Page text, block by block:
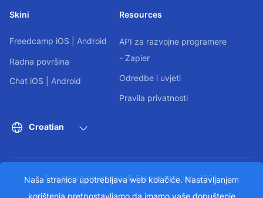
Naša stranica upotrebljava web kolačiće. Nastavljanjem
korištenja pretpostavljamo da imamo vaše dopuštenje
Skini
Freedcamp iOS Android
Radna površina
Chat iOS Android
Resources
API za razvojne programere
- Zapier
Odredbe i uvjeti
Pravila privatnosti
Sva prava pridržana © Freedcamp Inc. 2026
Croatian